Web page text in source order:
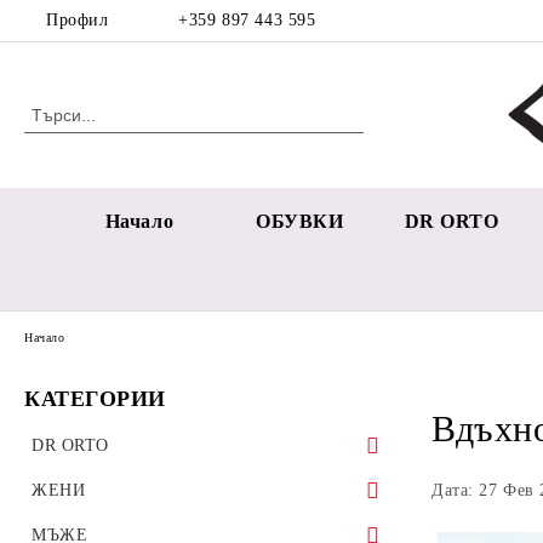
Профил +359 897 443 595
Начало ОБУВКИ DR ORTO
КАТЕГОРИИ
DR ORTO
Дамска Колекция
Мъжка колекция
ЖЕНИ
Спортни обувки
МЪЖЕ
Начало
Дата: 27 Фев